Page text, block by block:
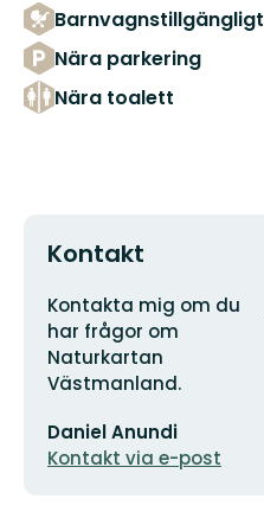
Barnvagnstillgängligt
Nära parkering
Nära toalett
Kontakt
Adress
Kontakta mig om du
har frågor om
Naturkartan
Västmanland.
postadress
Daniel Anundi
Kontakt via e-post